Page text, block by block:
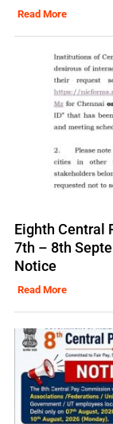
Read More
Eighth Central
7th – 8th
Notice
Read More